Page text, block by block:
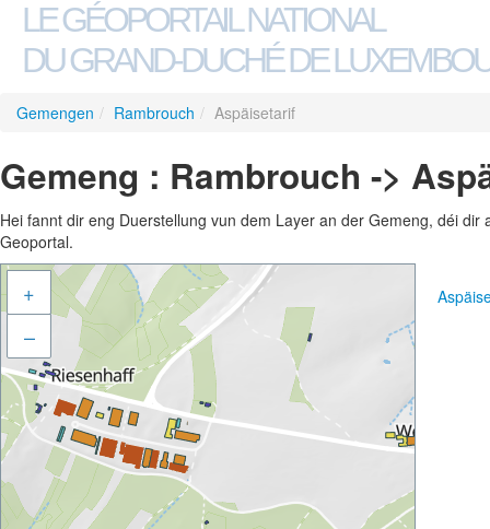
LE GÉOPORTAIL NATIONAL
DU GRAND-DUCHÉ DE
Gemengen / Rambrouch / Aspäisetarif
Gemeng : Rambrouch ->
Hei fannt dir eng Duerstellung vun dem Layer an der Gemeng, déi
Geoportal.
+
–